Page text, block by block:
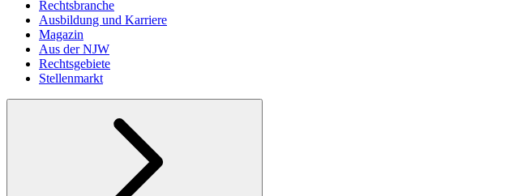
Rechtsbranche
Ausbildung und Karriere
Magazin
Aus der NJW
Rechtsgebiete
Stellenmarkt